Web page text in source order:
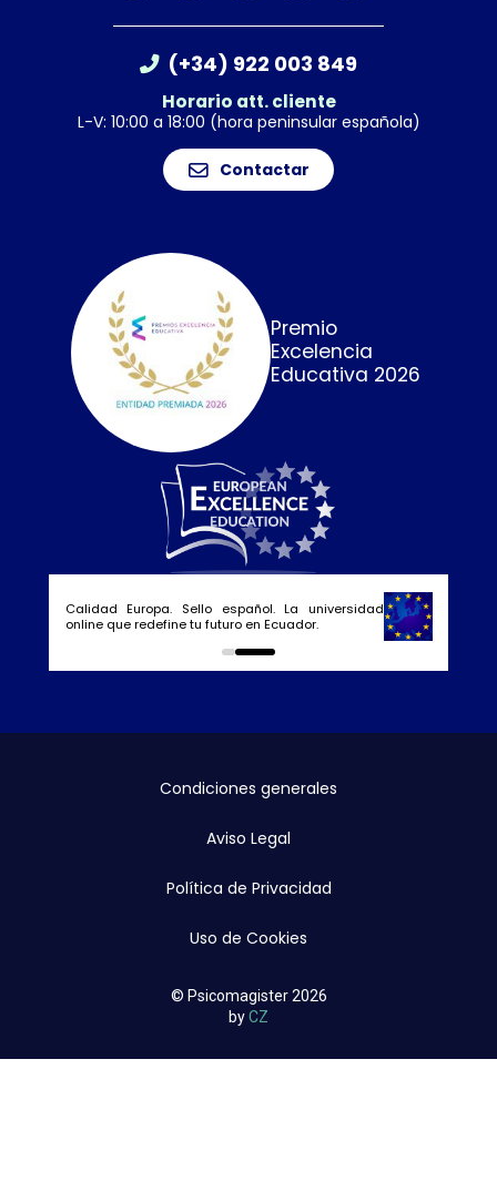
(+34) 922 003 849
Horario att. cliente
L-V: 10:00 a 18:00 (hora peninsular española)
Contactar
Premio
Excelencia
Educativa 2026
online
0
1
Condiciones generales
Aviso Legal
Política de Privacidad
Uso de Cookies
© Psicomagister 2026
byCZ